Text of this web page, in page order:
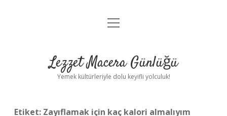
Anasayfa
Yasal Uyarı
menüyü
Lezzet Macera Günlüğü
Yemek kültürleriyle dolu keyifli yolculuk!
Etiket: Zayıflamak için kaç kalori almalıyım